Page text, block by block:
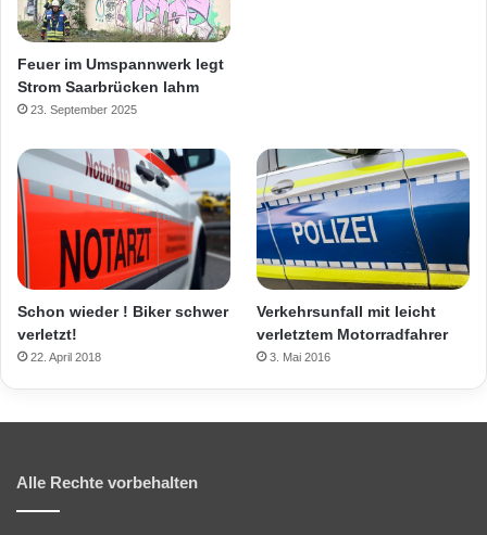
Feuer im Umspannwerk legt
Strom Saarbrücken lahm
23. September 2025
Schon wieder ! Biker schwer
verletzt!
22. April 2018
Verkehrsunfall mit leicht
verletztem Motorradfahrer
3. Mai 2016
Alle Rechte vorbehalten